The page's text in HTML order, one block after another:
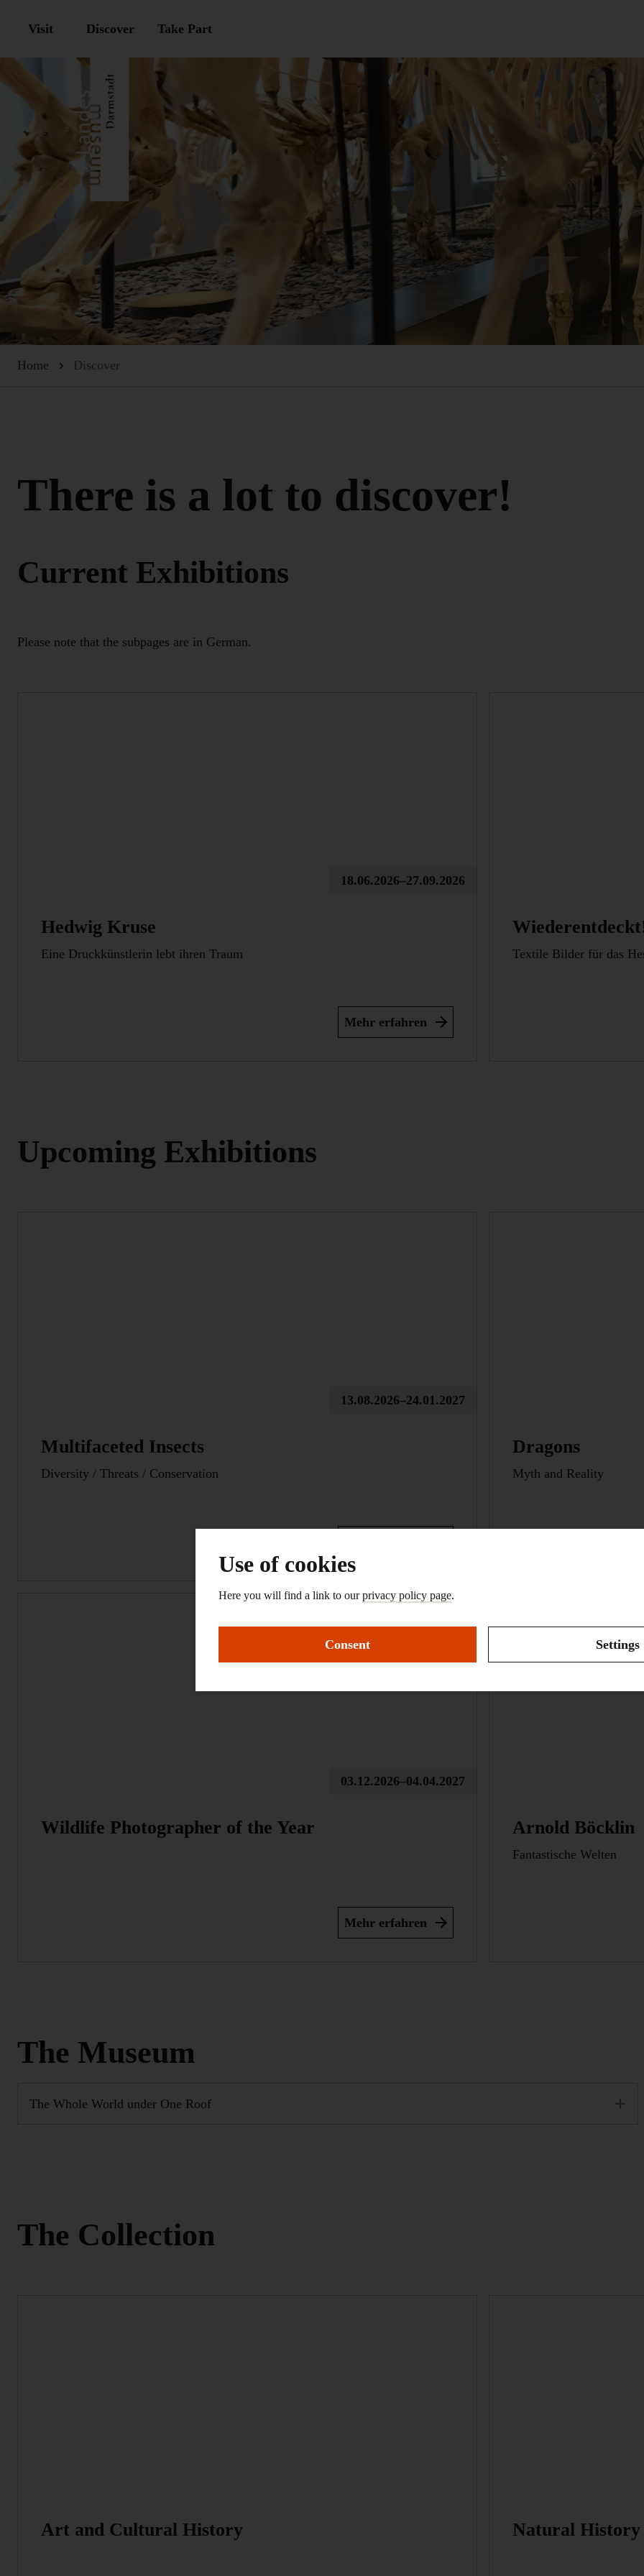
Visit Discover Take Part
Home Discover
There is a lot to discover!
Current Exhibitions
Please note that the subpages are in German.
18.06.2026–27.09.2026
Hedwig Kruse
Eine Druckkünstlerin lebt ihren Traum
Mehr erfahren
Textile Bilder für das
Upcoming Exhibitions
13.08.2026–24.01.2027
Multifaceted Insects
Diversity / Threats / Conservation
Dragons
Myth and Reality
03.12.2026–04.04.2027
Wildlife Photographer of the Year
Mehr erfahren
Arnold Böcklin
Fantastische Welten
The Museum
The Whole World under One Roof
The Collection
Art and Cultural History Natural History
Use of cookies
Here you will find a link to ourprivacy policy page.
Consent Settings